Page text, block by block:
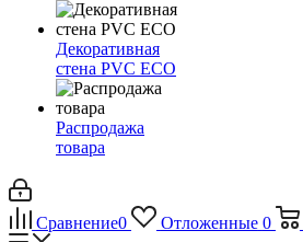
Декоративная
стена PVC ECO
Распродажа
товара
Сравнение0 Отложенные 0